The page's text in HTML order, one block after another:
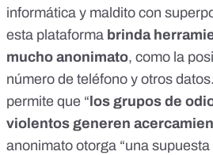
informática y maldito con
esta plataforma brinda
mucho anonimato, como la
número de teléfono y otros
permite que “ los grupos de
violentos generen
anonimato otorga “una